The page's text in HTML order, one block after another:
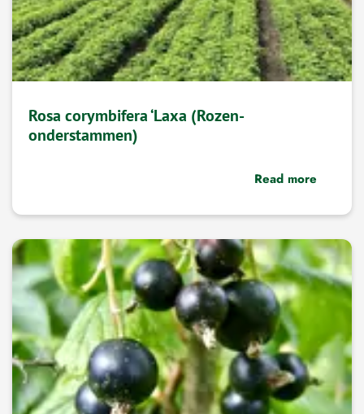
Rosa corymbifera ‘Laxa (Rozen-
onderstammen)
Read more